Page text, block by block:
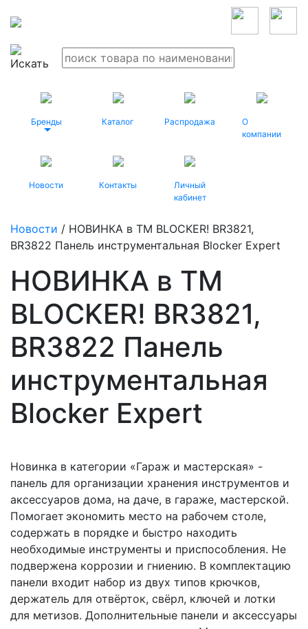
Бренды Каталог Распродажа
О
компании
Новости Контакты
Личный
кабинет
Новости / НОВИНКА в ТМ BLOCKER! BR3821,
BR3822 Панель инструментальная Blocker Expert
НОВИНКА в ТМ
BLOCKER! BR3821,
BR3822 Панель
инструментальная
Blocker Expert
Новинка в категории «Гараж и мастерская» -
панель для организации хранения инструментов и
аксессуаров дома, на даче, в гараже, мастерской.
Помогает экономить место на рабочем столе,
содержать в порядке и быстро находить
необходимые инструменты и приспособления. Не
подвержена коррозии и гниению. В комплектацию
панели входит набор из двух типов крючков,
держатель для отвёрток, свёрл, ключей и лотки
для метизов. Дополнительные панели и аксессуары